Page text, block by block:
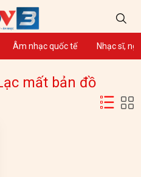
Âm nhạc quốc tế Nhạc sĩ,
mất bản đồ